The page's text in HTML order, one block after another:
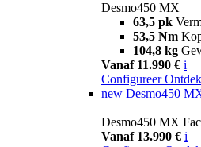
Desmo450 MX
63,5 pk
53,5 Nm
104,8 kg
Vanaf 11.990 € i
Configureer
new Desmo450
Desmo450 MX
Vanaf 13.990 € i